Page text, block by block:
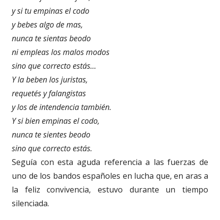
y si tu empinas el codo
y bebes algo de mas,
nunca te sientas beodo
ni empleas los malos modos
sino que correcto estás...
Y la beben los juristas,
requetés y falangistas
y los de intendencia también.
Y si bien empinas el codo,
nunca te sientes beodo
sino que correcto estás.
Seguía con esta aguda referencia a las fuerzas de
uno de los bandos españoles en lucha que, en aras a
la feliz convivencia, estuvo durante un tiempo
silenciada.